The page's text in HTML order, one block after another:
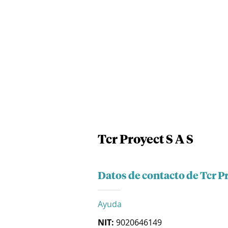
Tcr Proyect S A S
Datos de contacto de Tcr
Ayuda
NIT: 9020646149